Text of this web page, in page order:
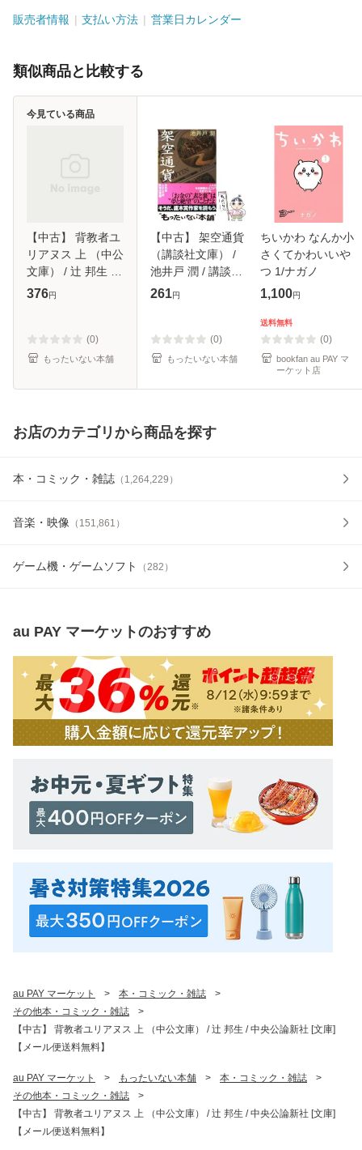
販売者情報 支払い方法 営業日カレンダー
類似商品と比較する
【中古】 背教者ユ
リアヌス 上 （中公
文庫） / 辻 邦生 /
中央公論新社 [文
376円
(0)
もったいない本舗
今見ている商品
【中古】 架空通貨
（講談社文庫） /
池井戸 潤 / 講談社
[文庫]【メール便送
261円
(0)
もったいない本舗
ちいかわ なんか小
さくてかわいいや
つ 1/ナガノ
1,100円
送料無料
(0)
bookfan au PAY マ
ーケット店
お店のカテゴリから商品を探す
本・コミック・雑誌 （ 1,264,229 ）
音楽・映像 （ 151,861 ）
ゲーム機・ゲームソフト （282 ）
au PAY マーケットのおすすめ
au PAY マーケット > 本・コミック・雑誌
>
その他本・コミック・雑誌
>
【中古】 背教者ユリアヌス 上 （中公文庫） / 辻 邦生 / 中央公論新社 [文庫]
【メール便送料無料】
au PAY マーケット > もったいない本舗 > 本・コミック・雑誌
>
その他本・コミック・雑誌
>
【中古】 背教者ユリアヌス 上 （中公文庫） / 辻 邦生 / 中央公論新社 [文庫]
【メール便送料無料】